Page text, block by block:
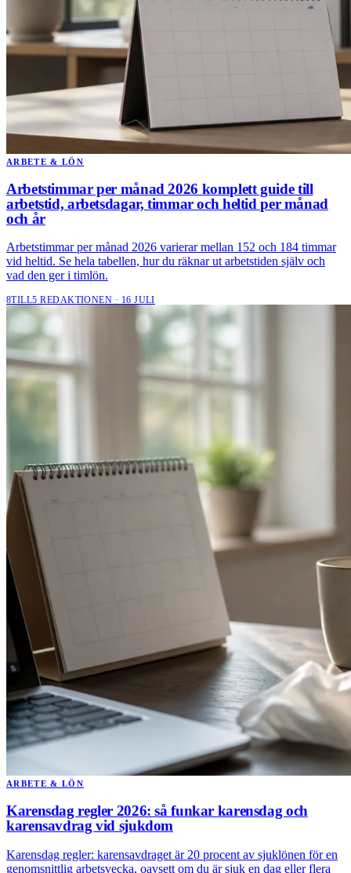
ARBETE & LÖN
Arbetstimmar per månad 2026 komplett guide till
arbetstid, arbetsdagar, timmar och heltid per månad
och år
Arbetstimmar per månad 2026 varierar mellan 152 och 184 timmar
vid heltid. Se hela tabellen, hur du räknar ut arbetstiden själv och
vad den ger i timlön.
8TILL5 REDAKTIONEN · 16 JULI
ARBETE & LÖN
Karensdag regler 2026: så funkar karensdag och
karensavdrag vid sjukdom
Karensdag regler: karensavdraget är 20 procent av sjuklönen för en
genomsnittlig arbetsvecka, oavsett om du är sjuk en dag eller flera